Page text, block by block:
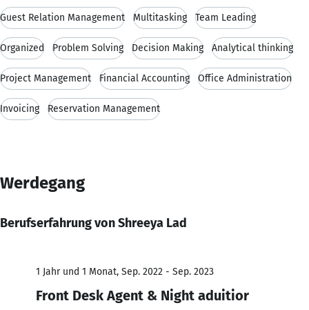
Guest Relation Management Multitasking Team Leading
Organized Problem Solving Decision Making Analytical thinking
Project Management Financial Accounting Office Administration
Invoicing Reservation Management
Werdegang
Berufserfahrung von Shreeya Lad
1 Jahr und 1 Monat, Sep. 2022 - Sep. 2023
Front Desk Agent & Night aduitior